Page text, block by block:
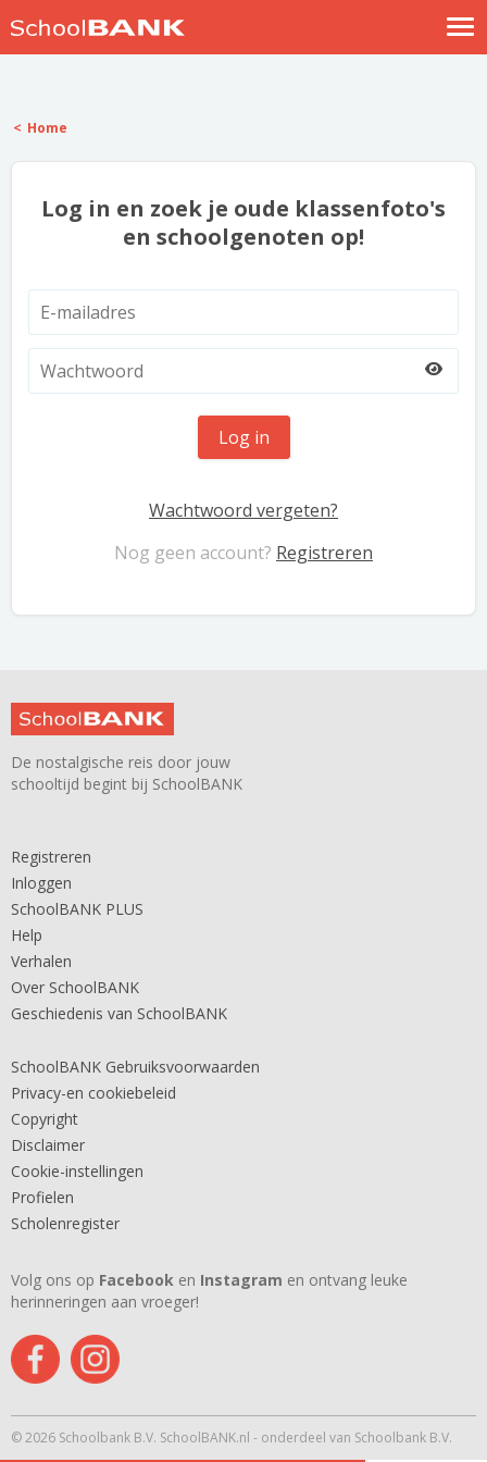
Help
Home
Log in en zoek je oude klassenfoto's
en schoolgenoten op!
Log in
Wachtwoord vergeten?
Nog geen account? Registreren
De nostalgische reis door jouw
schooltijd begint bij SchoolBANK
Registreren
Inloggen
SchoolBANK PLUS
Help
Verhalen
Over SchoolBANK
Geschiedenis van SchoolBANK
SchoolBANK Gebruiksvoorwaarden
Privacy-en cookiebeleid
Copyright
Disclaimer
Cookie-instellingen
Profielen
Scholenregister
Volg ons op Facebook en Instagram en ontvang leuke
herinneringen aan vroeger!
© 2026 Schoolbank B.V. SchoolBANK.nl - onderdeel van Schoolbank B.V.